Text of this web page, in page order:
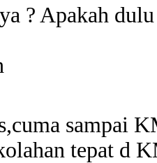
? Apakah
sampai
tepat d